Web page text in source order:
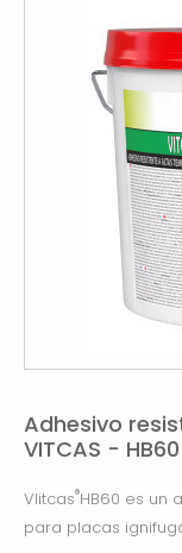
Adhesivo
VITCAS - HB60
VIitcas®HB60 es un
para placas